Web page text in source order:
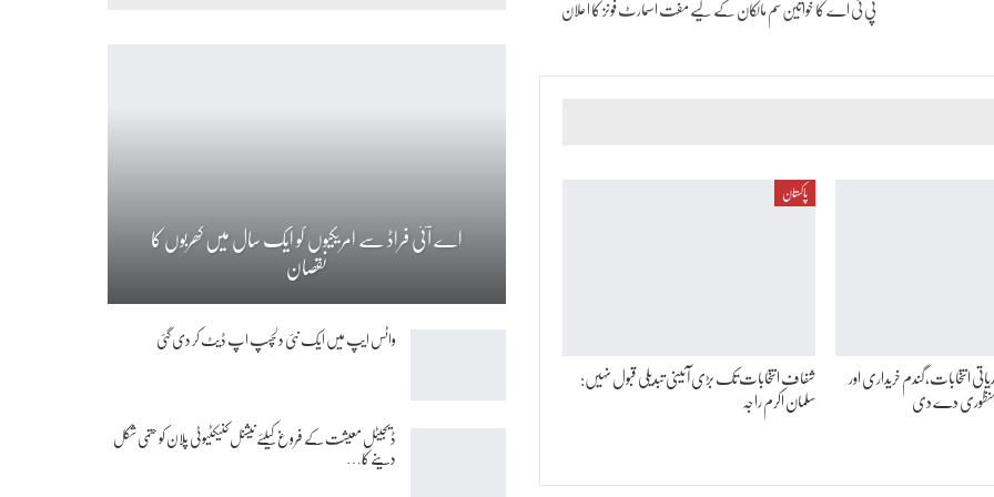
پی ٹی اے کا خواتین سم مالکان کے لیے مفت اسمارٹ فونز کا اعلان
انتخابات، گندم خریداری اور
منظوری دے دی
پاکستان
شفاف انتخابات تک بڑی آئینی تبدیلی قبول نہیں:
سلمان اکرم راجہ
اے آئی فراڈ سے امریکیوں کو ایک سال میں کھربوں کا
نقصان
واٹس ایپ میں ایک نئی دلچسپ اپ ڈیٹ کر دی گئی
ڈیجیٹل معیشت کے فروغ کیلئے نیشنل کنیکٹیوٹی پلان کو حتمی شکل
دینے کا…